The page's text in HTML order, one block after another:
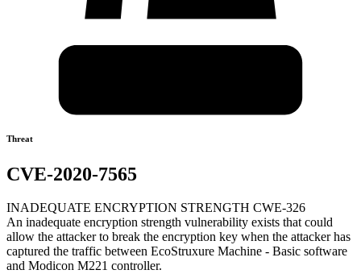
Threat
CVE-2020-7565
INADEQUATE ENCRYPTION STRENGTH CWE-326
An inadequate encryption strength vulnerability exists that could
allow the attacker to break the encryption key when the attacker has
captured the traffic between EcoStruxure Machine - Basic software
and Modicon M221 controller.